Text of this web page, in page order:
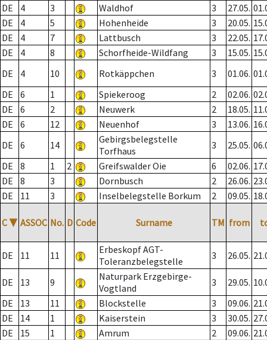
DE
4 3 Waldhof 3 27.05.
DE
4 5 Hohenheide 3 20.05.
DE
4 7 Lattbusch 3 22.05.
DE
4 8 Schorfheide-Wildfang 3 15.05.
DE
4 10 Rotkäppchen 3 01.06.
DE
6 1 Spiekeroog 2 02.06.
DE
6 2 Neuwerk 2 18.05.
DE
6 12 Neuenhof 3 13.06.
DE
6 14
Gebirgsbelegstelle
Torfhaus
3 25.05.
DE
8 1 2 Greifswalder Oie 6 02.06.
DE
8 3 Dornbusch 2 26.06.
DE
11 3 Inselbelegstelle Borkum 2 09.05.
C ▼ ASSOC No. D Code Surname TM from
DE 11 11
Erbeskopf AGT-
Toleranzbelegstelle
3 26.05.
DE 13 9
Naturpark Erzgebirge-
Vogtland
3 29.05.
DE
13 11 Blockstelle 3 09.06.
DE
14 1 Kaiserstein 3 30.05.
DE
15 1 Amrum 2 09.06.